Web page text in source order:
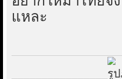
แหละ